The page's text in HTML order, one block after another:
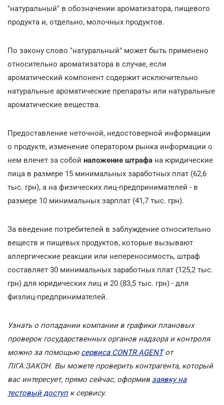
"натуральный" в обозначении ароматизатора, пищевого
продукта и, отдельно, молочных продуктов.
По закону слово "натуральный" может быть применено
относительно ароматизатора в случае, если
ароматический компонент содержит исключительно
натуральные ароматические препараты или натуральные
ароматические вещества.
Предоставление неточной, недостоверной информации
о продукте, изменение оператором рынка информации о
нем влечет за собой наложение штрафа на юридические
лица в размере 15 минимальных заработных плат (62,6
тыс. грн), а на физических лиц-предпринимателей - в
размере 10 минимальных зарплат (41,7 тыс. грн).
За введение потребителей в заблуждение относительно
веществ и пищевых продуктов, которые вызывают
аллергические реакции или непереносимость, штраф
составляет 30 минимальных заработных плат (125,2 тыс.
грн) для юридических лиц и 20 (83,5 тыс. грн) - для
физлиц-предпринимателей.
Узнать о попадании компании в графики плановых
проверок государственных органов надзора и контроля
можно за помощью сервиса CONTR AGENTот
ЛІГА:ЗАКОН. Вы можете проверить контрагента, который
вас интересует, прямо сейчас, оформив заявку на
тестовый доступк сервису.